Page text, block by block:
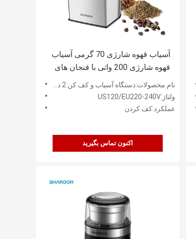
آسیاب قهوه شارژی 70 گرمی آسیاب
قهوه شارژی 200 واتی با فنجان های
قابل جابجایی
نام محصولات:دستگاه آسیاب و کف کن 2 در 1
ولتاژ:US120/EU220-240V
عملکرد:کف کردن
اکنون تماس بگیرید